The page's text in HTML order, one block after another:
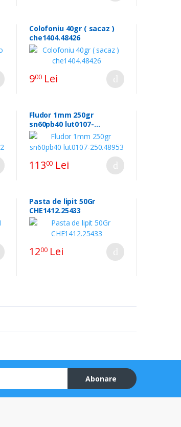
Colofoniu 40gr ( sacaz )
che1404.48426
900Lei
Fludor 1mm 250gr
sn60pb40 lut0107-
250.48953
11300 Lei
Pasta de lipit 50Gr
CHE1412.25433
1200Lei
Abonare